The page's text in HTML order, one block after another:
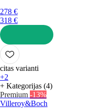
278 €
318 €
LIKT GROZĀ
citas varianti
+2
+ Kategorijas (4)
Premium -13%
Villeroy&Boch